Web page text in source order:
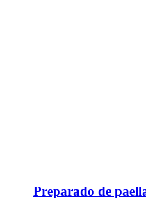
Preparado de